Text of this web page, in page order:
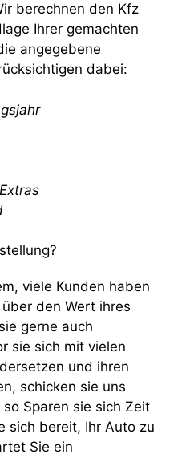
berechnen den Kfz
Ihrer gemachten
angegebene
dabei:
viele Kunden haben
den Wert ihres
gerne auch
sie sich mit vielen
und ihren
schicken sie uns
Sparen sie sich Zeit
sich bereit, Ihr Auto zu
Sie ein